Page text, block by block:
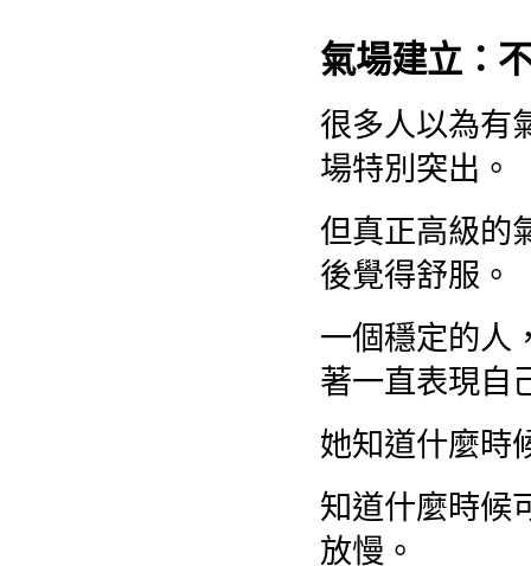
氣場建立：
很多人以為有
場特別突出。
但真正高級的
後覺得舒服。
一個穩定的人
著一直表現自
她知道什麼時
知道什麼時候
放慢。